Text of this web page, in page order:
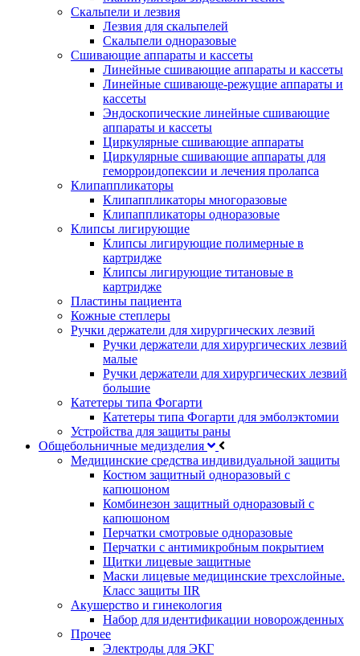
Скальпели и лезвия
Лезвия для скальпелей
Скальпели одноразовые
Сшивающие аппараты и кассеты
Линейные сшивающие аппараты и кассеты
Линейные сшивающе-режущие аппараты и
кассеты
Эндоскопические линейные сшивающие
аппараты и кассеты
Циркулярные сшивающие аппараты
Циркулярные сшивающие аппараты для
геморроидопексии и лечения пролапса
Клипаппликаторы
Клипаппликаторы многоразовые
Клипаппликаторы одноразовые
Клипсы лигирующие
Клипсы лигирующие полимерные в
картридже
Клипсы лигирующие титановые в
картридже
Пластины пациента
Кожные степлеры
Ручки держатели для хирургических лезвий
Ручки держатели для хирургических лезвий
малые
Ручки держатели для хирургических лезвий
большие
Катетеры типа Фогарти
Катетеры типа Фогарти для эмболэктомии
Устройства для защиты раны
Общебольничные медизделия
Медицинские средства индивидуальной защиты
Костюм защитный одноразовый с
капюшоном
Комбинезон защитный одноразовый с
капюшоном
Перчатки смотровые одноразовые
Перчатки с антимикробным покрытием
Щитки лицевые защитные
Маски лицевые медицинские трехслойные.
Класс защиты IIR
Акушерство и гинекология
Набор для идентификации новорожденных
Прочее
Электроды для ЭКГ